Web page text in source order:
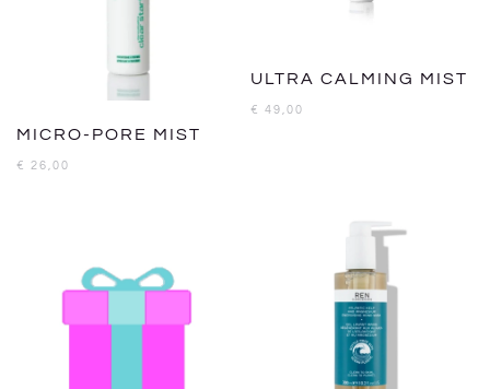
MICRO-PORE MIST
€ 26,00
ULTRA CALMING MIST
€ 49,00